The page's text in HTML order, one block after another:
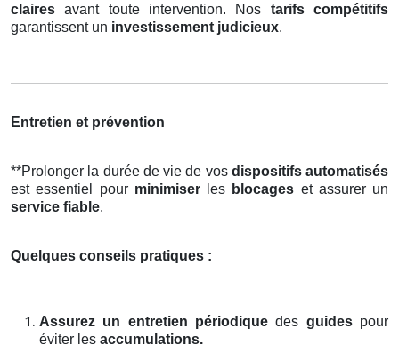
claires avant toute intervention. Nos tarifs compétitifs
garantissent un investissement judicieux.
Entretien et prévention
**Prolonger la durée de vie de vos dispositifs automatisés
est essentiel pour minimiserles blocages et assurer un
service fiable.
Quelques conseils pratiques :
Assurez un entretien périodique des guidespour
éviter les accumulations.